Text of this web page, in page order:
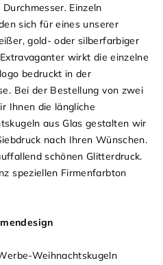
Einzeln
sich für eines unserer
gold- oder silberfarbiger
wirkt die einzelne
bedruckt in der
Bei der Bestellung von zwei
Ihnen die längliche
aus Glas gestalten wir
nach Ihren Wünschen.
schönen Glitterdruck.
speziellen Firmenfarbton
Weihnachtskugeln